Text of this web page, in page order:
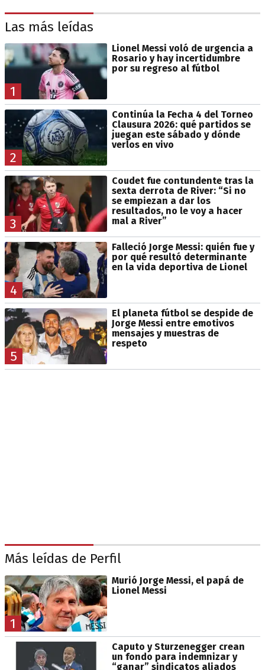
Las más leídas
1
Lionel Messi voló de urgencia a
Rosario y hay incertidumbre
por su regreso al fútbol
2
Continúa la Fecha 4 del Torneo
Clausura 2026: qué partidos se
juegan este sábado y dónde
verlos en vivo
3
Coudet fue contundente tras la
sexta derrota de River: “Si no
se empiezan a dar los
resultados, no le voy a hacer
mal a River”
4
Falleció Jorge Messi: quién fue y
por qué resultó determinante
en la vida deportiva de Lionel
5
El planeta fútbol se despide de
Jorge Messi entre emotivos
mensajes y muestras de
respeto
Más leídas de Perfil
1
Murió Jorge Messi, el papá de
Lionel Messi
Caputo y Sturzenegger crean
un fondo para indemnizar y
“ganar” sindicatos aliados